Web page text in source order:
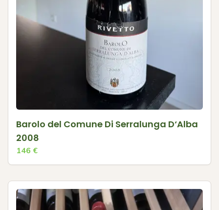
Barolo del Comune Di Serralunga D‘Alba
2008
146 €